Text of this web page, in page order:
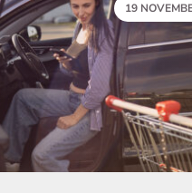
DATUM:
19